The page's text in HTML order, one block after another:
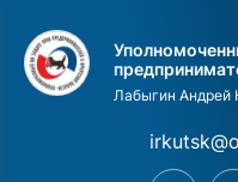
Лабыгин Андрей